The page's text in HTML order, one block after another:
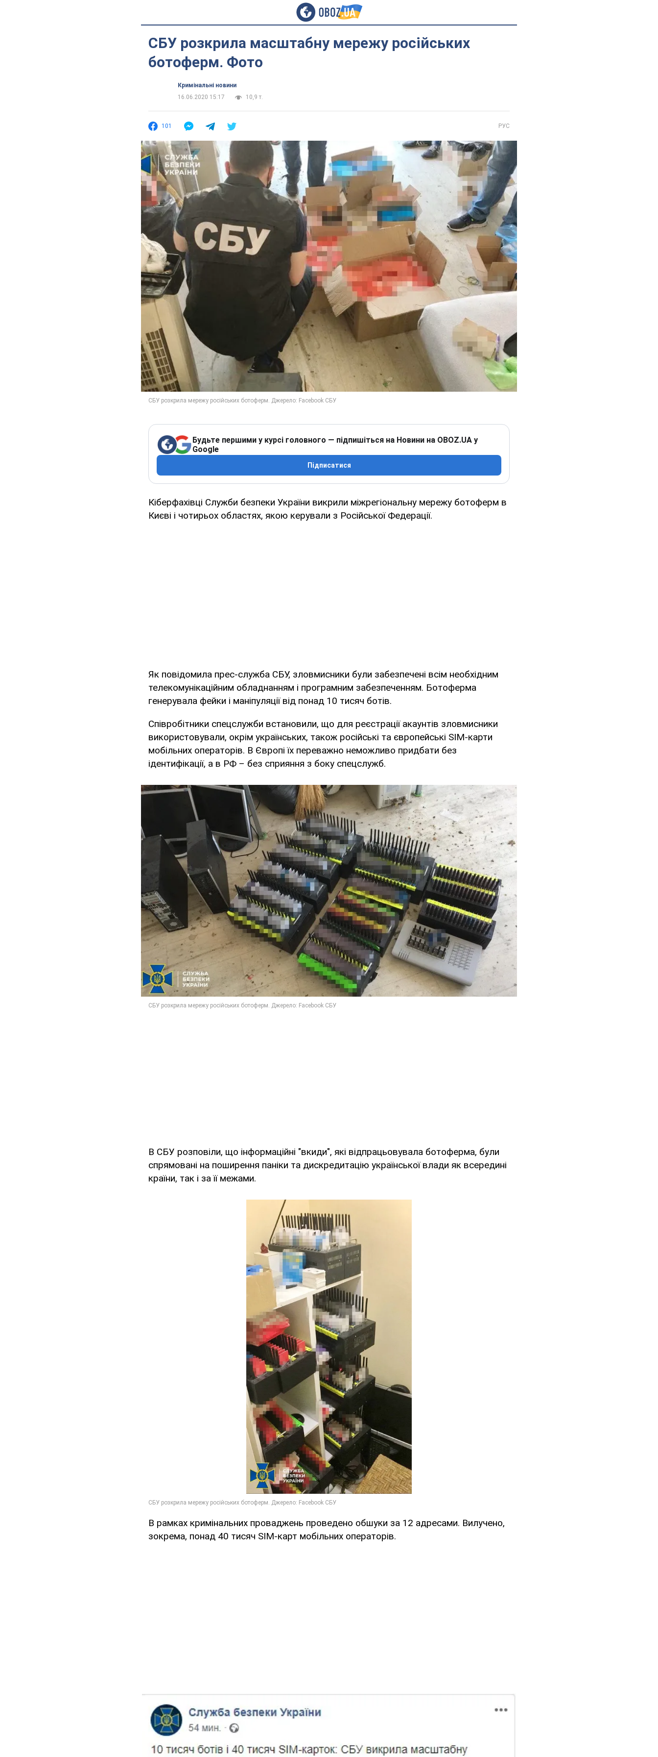
СБУ розкрила масштабну мережу російських
ботоферм. Фото
Кримінальні новини
16.06.2020 15:17
10,9 т.
101 РУС
Будьте першими у курсі головного — підпишіться на Новини на OBOZ.UA у
Google
Підписатися
Кіберфахівці Служби безпеки України викрили міжрегіональну мережу ботоферм в
Києві і чотирьох областях, якою керували з Російської Федерації.
Як повідомила прес-служба СБУ, зловмисники були забезпечені всім необхідним
телекомунікаційним обладнанням і програмним забезпеченням. Ботоферма
генерувала фейки і маніпуляції від понад 10 тисяч ботів.
Співробітники спецслужби встановили, що для реєстрації акаунтів зловмисники
використовували, окрім українських, також російські та європейські SIM-карти
мобільних операторів. В Європі їх переважно неможливо придбати без
ідентифікації, а в РФ – без сприяння з боку спецслужб.
В СБУ розповіли, що інформаційні "вкиди", які відпрацьовувала ботоферма, були
спрямовані на поширення паніки та дискредитацію української влади як всередині
країни, так і за її межами.
В рамках кримінальних проваджень проведено обшуки за 12 адресами. Вилучено,
зокрема, понад 40 тисяч SIM-карт мобільних операторів.